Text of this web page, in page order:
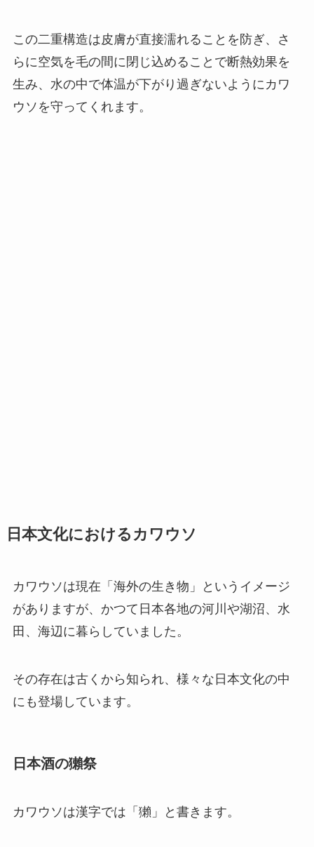
この二重構造は皮膚が直接濡れることを防ぎ、さ
らに空気を毛の間に閉じ込めることで断熱効果を
生み、水の中で体温が下がり過ぎないようにカワ
ウソを守ってくれます。
日本文化におけるカワウソ
カワウソは現在「海外の生き物」というイメージ
がありますが、かつて日本各地の河川や湖沼、水
田、海辺に暮らしていました。
その存在は古くから知られ、様々な日本文化の中
にも登場しています。
日本酒の獺祭
カワウソは漢字では「獺」と書きます。